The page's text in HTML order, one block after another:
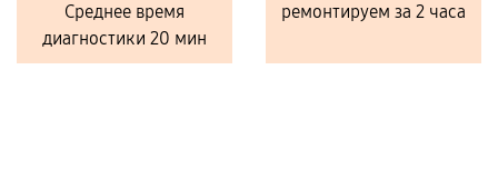
Среднее время
диагностики 20 мин
ремонтируем за 2 часа